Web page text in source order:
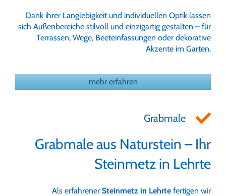
Dank ihrer Langlebigkeit und individuellen Optik lassen
sich Außenbereiche stilvoll und einzigartig gestalten – für
Terrassen, Wege, Beeteinfassungen oder dekorative
Akzente im Garten.
mehr erfahren
Grabmale
Grabmale aus Naturstein – Ihr
Steinmetz in Lehrte
Als erfahrenerSteinmetz in Lehrte fertigen wir